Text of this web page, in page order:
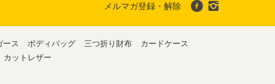
メルマガ登録・解除
ース ボディバッグ 三つ折り財布
カードケース
カットレザー